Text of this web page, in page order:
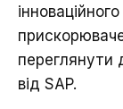
переглянути
від SAP.